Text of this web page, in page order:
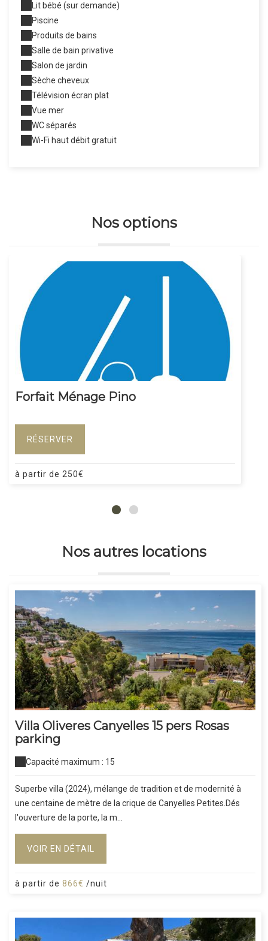
Lit bébé (sur demande)
Piscine
Produits de bains
Salle de bain privative
Salon de jardin
Sèche cheveux
Télévision écran plat
Vue mer
WC séparés
Wi-Fi haut débit gratuit
Nos options
Forfait Ménage Pino
RÉSERVER
à partir de 250€
Nos autres locations
Villa Oliveres Canyelles 15 pers Rosas
parking
Capacité maximum : 15
Superbe villa (2024), mélange de tradition et de modernité à
une centaine de mètre de la crique de Canyelles Petites.Dés
l'ouverture de la porte, la m...
VOIR EN DÉTAIL
à partir de 866€ /nuit